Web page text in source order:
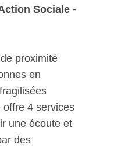
Sociale -
proximité
en
4 services
une écoute et
des